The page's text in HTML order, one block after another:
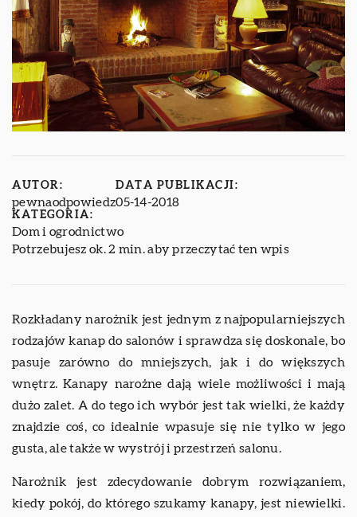
AUTOR:
pewnaodpowiedz
DATA PUBLIKACJI:
05-14-2018
KATEGORIA:
Dom i ogrodnictwo
Potrzebujesz ok. 2 min. aby przeczytać ten wpis
Rozkładany narożnik jest jednym z najpopularniejszych
rodzajów kanap do salonów i sprawdza się doskonale, bo
pasuje zarówno do mniejszych, jak i do większych
wnętrz. Kanapy narożne dają wiele możliwości i mają
dużo zalet. A do tego ich wybór jest tak wielki, że każdy
znajdzie coś, co idealnie wpasuje się nie tylko w jego
gusta, ale także w wystrój i przestrzeń salonu.
Narożnik jest zdecydowanie dobrym rozwiązaniem,
kiedy pokój, do którego szukamy kanapy, jest niewielki.